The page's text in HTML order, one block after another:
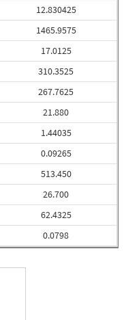
12.830425
1465.9575
17.0125
310.3525
267.7625
21.880
1.44035
0.09265
513.450
26.700
62.4325
0.0798